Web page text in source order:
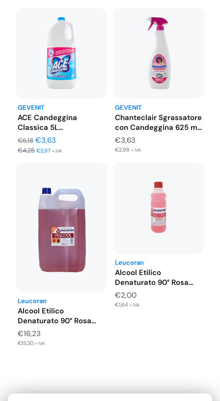
GEVENIT
ACE Candeggina
Classica 5L
Professionale al Cloro
€5,18 Il
prezzo
€5,18.
€3,63
prezzo
€3,63.
€4,25 €2,97 + IVA
GEVENIT
Chanteclair Sgrassatore
con Candeggina 625 ml
Spray
€3,63
€2,98 + IVA
Leucoran
Alcool Etilico
Denaturato 90° Rosa
con Tappo Salva…
€16,23
€13,30 + IVA
Leucoran
Alcool Etilico
Denaturato 90° Rosa
con Tappo Salva…
€2,00
€1,64 + IVA